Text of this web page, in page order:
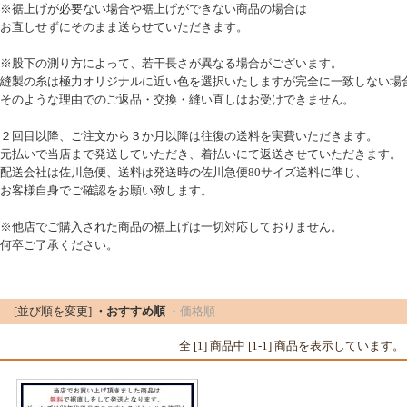
※裾上げが必要ない場合や裾上げができない商品の場合は
お直しせずにそのまま送らせていただきます。
※股下の測り方によって、若干長さが異なる場合がございます。
縫製の糸は極力オリジナルに近い色を選択いたしますが完全に一致しない場
そのような理由でのご返品・交換・縫い直しはお受けできません。
２回目以降、ご注文から３か月以降は往復の送料を実費いただきます。
元払いで当店まで発送していただき、着払いにて返送させていただきます。
配送会社は佐川急便、送料は発送時の佐川急便80サイズ送料に準じ、
お客様自身でご確認をお願い致します。
※他店でご購入された商品の裾上げは一切対応しておりません。
何卒ご了承ください。
[並び順を変更] ・おすすめ順 ・価格順
全 [1] 商品中 [1-1] 商品を表示しています。